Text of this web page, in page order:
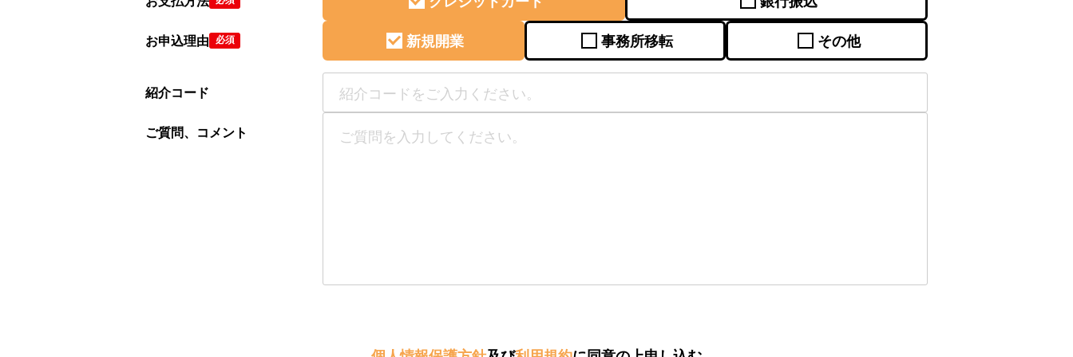
お申込理由 必須 新規開業 事務所移転 その他
紹介コード
ご質問、コメント